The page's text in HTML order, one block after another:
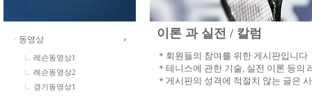
ㆍ동영상
레슨동영상1
레슨동영상2
경기동영상1
이론 과 실전 / 칼럼
＊회원들의 참여를 위한 게시판입니다
＊테니스에 관한 기술, 실전 이론 등의
＊게시판의 성격에 적절치 않는 글은